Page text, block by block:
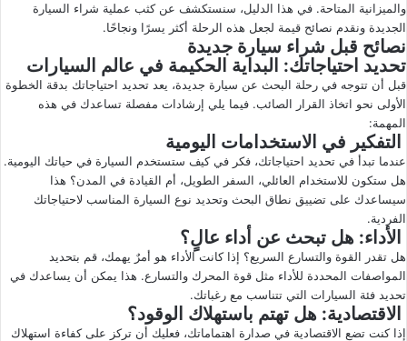
ى
X
ي
د
ا
إ
ت
ر
و
ن
والميزانية المتاحة. في هذا الدليل، سنستكشف عن كثب عملية شراء السيارة
الجديدة ونقدم نصائح قيمة لجعل هذه الرحلة أكثر يسرًا ونجاحًا.
نصائح قبل شراء سيارة جديدة
تحديد احتياجاتك: البداية الحكيمة في عالم السيارات
قبل أن تتوجه في رحلة البحث عن سيارة جديدة، يعد تحديد احتياجاتك بدقة الخطوة
الأولى نحو اتخاذ القرار الصائب. فيما يلي إرشادات مفصلة تساعدك في هذه
المهمة:
التفكير في الاستخدامات اليومية
عندما تبدأ في تحديد احتياجاتك، فكر في كيف ستستخدم السيارة في حياتك اليومية.
هل ستكون للاستخدام العائلي، السفر الطويل، أم القيادة في المدن؟ هذا
سيساعدك على تضييق نطاق البحث وتحديد نوع السيارة المناسب لاحتياجاتك
الفردية.
الأداء: هل تبحث عن أداء عالٍ؟
هل تقدر القوة والتسارع السريع؟ إذا كانت الأداء هو أمرٌ يهمك، قم بتحديد
المواصفات المحددة للأداء مثل قوة المحرك والتسارع. هذا يمكن أن يساعدك في
تحديد فئة السيارات التي تتناسب مع رغباتك.
الاقتصادية: هل تهتم باستهلاك الوقود؟
إذا كنت تضع الاقتصادية في صدارة اهتماماتك، فعليك أن تركز على كفاءة استهلاك